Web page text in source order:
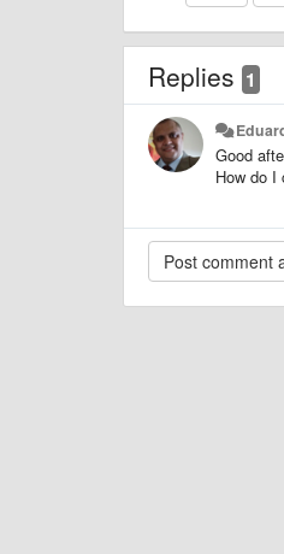
Replies 1
Good
How do I